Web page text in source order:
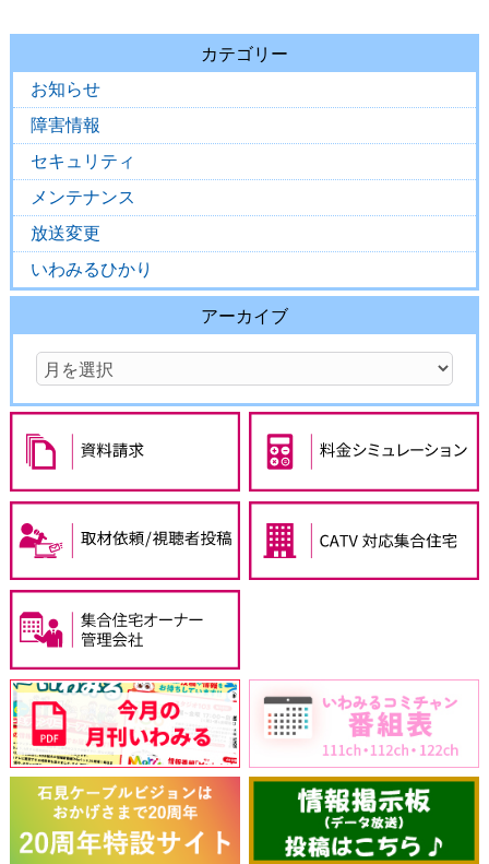
カテゴリー
お知らせ
障害情報
セキュリティ
メンテナンス
放送変更
いわみるひかり
アーカイブ